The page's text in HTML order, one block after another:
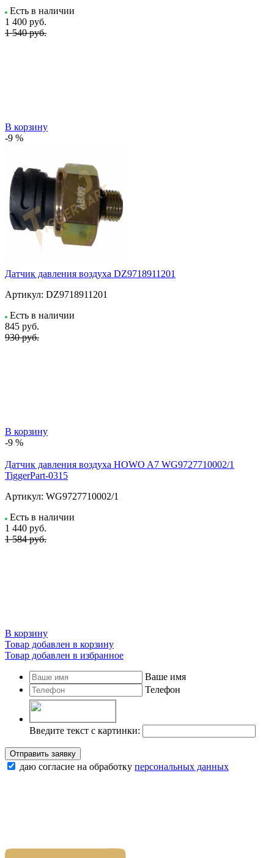
Есть в наличии
1 400 руб.
1 540 руб.
В корзину
-9 %
Датчик давления воздуха DZ9718911201
Артикул: DZ9718911201
Есть в наличии
845 руб.
930 руб.
В корзину
-9 %
Датчик давления воздуха HOWO A7 WG9727710002/1
TiggerPart-0315
Артикул: WG9727710002/1
Есть в наличии
1 440 руб.
1 584 руб.
В корзину
Товар добавлен в корзину
Товар добавлен в избранное
Ваше имя
Телефон
Введите текст с картинки:
Отправить заявку
даю согласие на обработку персональных данных